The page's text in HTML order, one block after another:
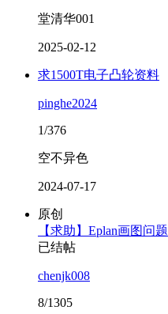
堂清华001
2025-02-12
求1500T电子凸轮资料
pinghe2024
1/376
空不异色
2024-07-17
原创
【求助】Eplan画图问题
已结帖
chenjk008
8/1305